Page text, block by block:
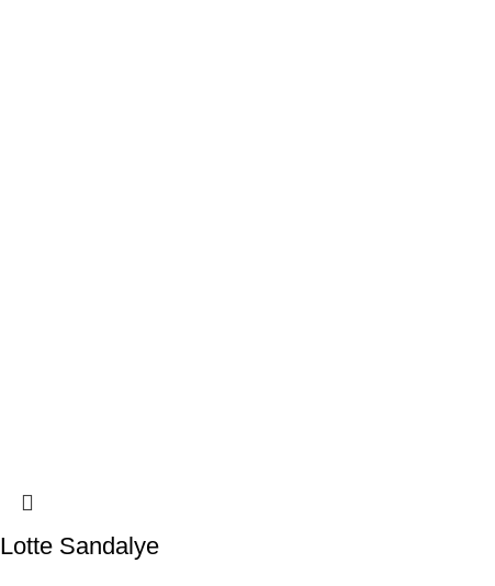
Lotte Sandalye